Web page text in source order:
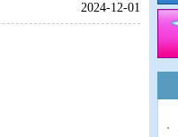
2024-12-01